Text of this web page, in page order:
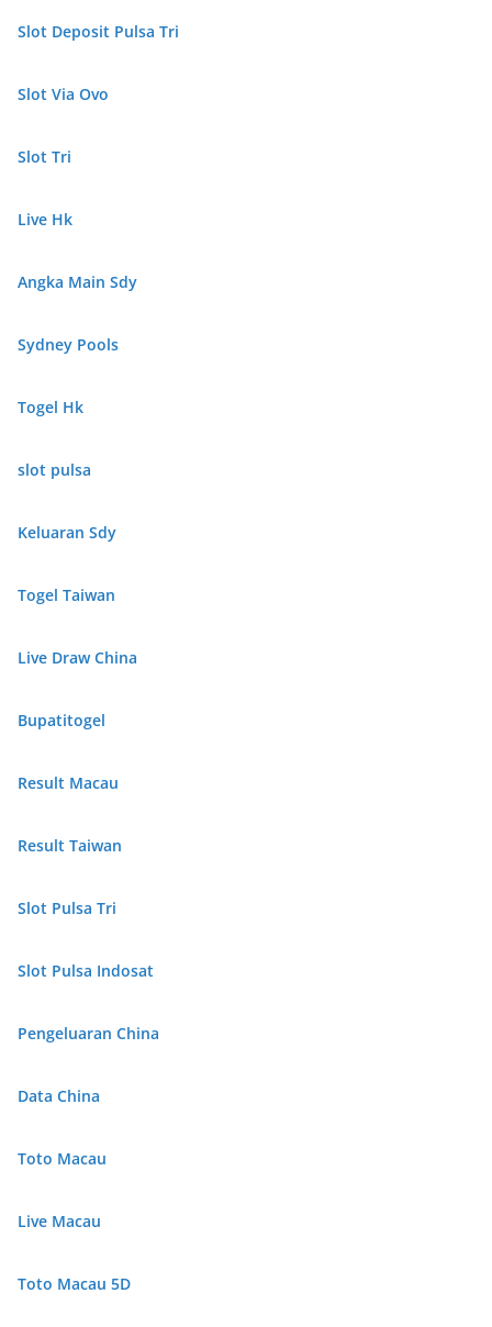
Slot Deposit Pulsa Tri
Slot Via Ovo
Slot Tri
Live Hk
Angka Main Sdy
Sydney Pools
Togel Hk
slot pulsa
Keluaran Sdy
Togel Taiwan
Live Draw China
Bupatitogel
Result Macau
Result Taiwan
Slot Pulsa Tri
Slot Pulsa Indosat
Pengeluaran China
Data China
Toto Macau
Live Macau
Toto Macau 5D